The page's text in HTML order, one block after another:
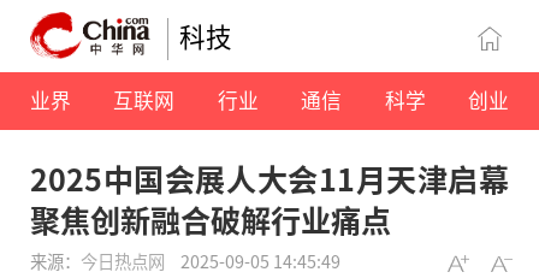
科技
业界 互联网 行业 通信 科学 创业
2025中国会展人大会11月天津启幕
聚焦创新融合破解行业痛点
来源： 今日热点网 2025-09-05 14:45:49